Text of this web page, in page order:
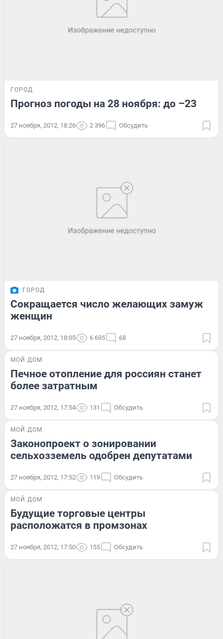
ГОРОД
Прогноз погоды на 28 ноября: до –23
27 ноября, 2012, 18:26 2 396 Обсудить
ГОРОД
Сокращается число желающих замуж
женщин
27 ноября, 2012, 18:05 6 695 68
МОЙ ДОМ
Печное отопление для россиян станет
более затратным
27 ноября, 2012, 17:54 131 Обсудить
МОЙ ДОМ
Законопроект о зонировании
сельхозземель одобрен депутатами
27 ноября, 2012, 17:52 119 Обсудить
МОЙ ДОМ
Будущие торговые центры
расположатся в промзонах
27 ноября, 2012, 17:50 155 Обсудить